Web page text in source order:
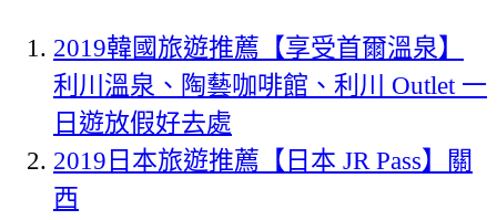
2019韓國旅遊推薦【享受首爾溫泉】
利川溫泉、陶藝咖啡館、利川 Outlet 一
日遊放假好去處
2019日本旅遊推薦【日本 JR Pass】關
西